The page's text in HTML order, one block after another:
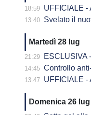
18:59 UFFICIALE -
13:40 Svelato il
Martedì 28 lug
21:29 ESCLUSIVA -
14:45 Controllo anti-
13:47 UFFICIALE -
Domenica 26 lug